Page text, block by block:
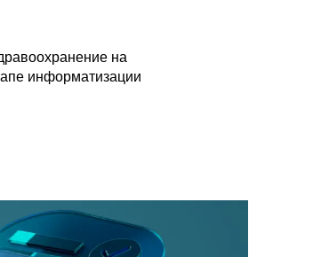
на
информатизации